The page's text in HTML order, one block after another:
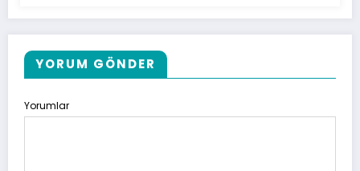
YORUM GÖNDER
Yorumlar